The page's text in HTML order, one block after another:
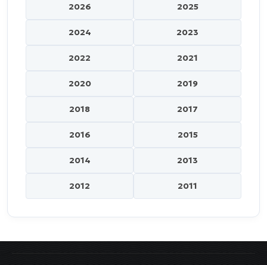
2026 2025
2024 2023
2022 2021
2020 2019
2018 2017
2016 2015
2014 2013
2012 2011